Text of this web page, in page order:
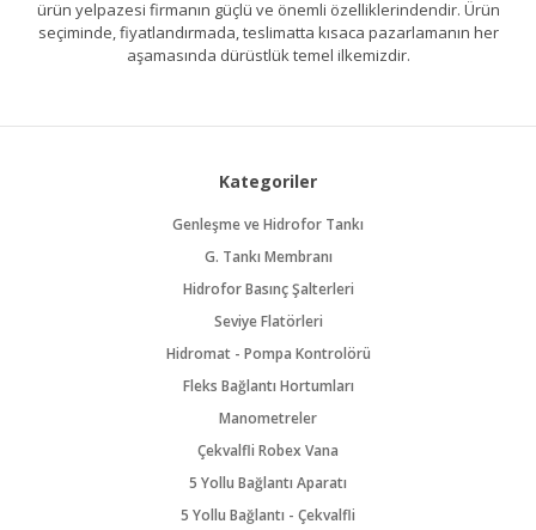
ürün yelpazesi firmanın güçlü ve önemli özelliklerindendir. Ürün
seçiminde, fiyatlandırmada, teslimatta kısaca pazarlamanın her
aşamasında dürüstlük temel ilkemizdir.
Kategoriler
Genleşme ve Hidrofor Tankı
G. Tankı Membranı
Hidrofor Basınç Şalterleri
Seviye Flatörleri
Hidromat - Pompa Kontrolörü
Fleks Bağlantı Hortumları
Manometreler
Çekvalfli Robex Vana
5 Yollu Bağlantı Aparatı
5 Yollu Bağlantı - Çekvalfli